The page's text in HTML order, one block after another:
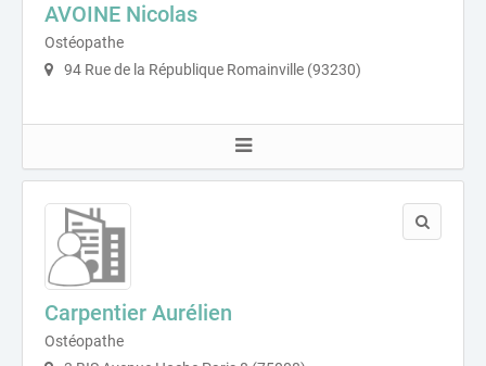
AVOINE Nicolas
Ostéopathe
94 Rue de la République Romainville (93230)
Carpentier Aurélien
Ostéopathe